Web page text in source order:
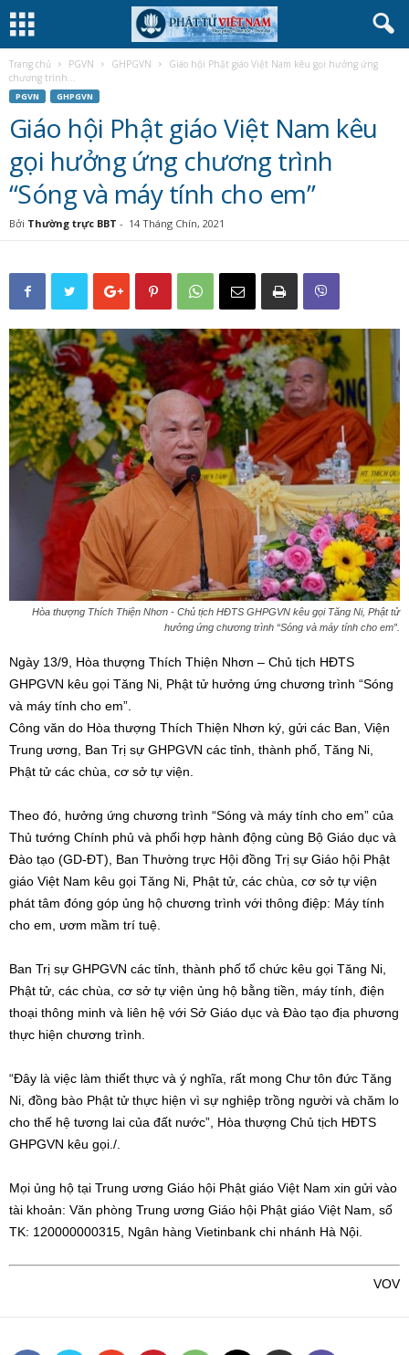
Trang chủ PGVN GHPGVN
Giáo hội Phật giáo Việt Nam kêu gọi hưởng ứng
chương trình...
PGVN GHPGVN
Giáo hội Phật giáo Việt Nam kêu
gọi hưởng ứng chương trình
“Sóng và máy tính cho em”
Bởi Thường trực BBT - 14 Tháng Chín, 2021
Hòa thượng Thích Thiện Nhơn - Chủ tịch HĐTS GHPGVN kêu gọi Tăng Ni, Phật tử
hưởng ứng chương trình “Sóng và máy tính cho em”.
Ngày 13/9, Hòa thượng Thích Thiện Nhơn – Chủ tịch HĐTS
GHPGVN kêu gọi Tăng Ni, Phật tử hưởng ứng chương trình “Sóng
và máy tính cho em”.
Công văn do Hòa thượng Thích Thiện Nhơn ký, gửi các Ban, Viện
Trung ương, Ban Trị sự GHPGVN các tỉnh, thành phố, Tăng Ni,
Phật tử các chùa, cơ sở tự viện.
Theo đó, hưởng ứng chương trình “Sóng và máy tính cho em” của
Thủ tướng Chính phủ và phối hợp hành động cùng Bộ Giáo dục và
Đào tạo (GD-ĐT), Ban Thường trực Hội đồng Trị sự Giáo hội Phật
giáo Việt Nam kêu gọi Tăng Ni, Phật tử, các chùa, cơ sở tự viện
phát tâm đóng góp ủng hộ chương trình với thông điệp: Máy tính
cho em, ươm mầm trí tuệ.
Ban Trị sự GHPGVN các tỉnh, thành phố tổ chức kêu gọi Tăng Ni,
Phật tử, các chùa, cơ sở tự viện ủng hộ bằng tiền, máy tính, điện
thoại thông minh và liên hệ với Sở Giáo dục và Đào tạo địa phương
thực hiện chương trình.
“Đây là việc làm thiết thực và ý nghĩa, rất mong Chư tôn đức Tăng
Ni, đồng bào Phật tử thực hiện vì sự nghiệp trồng người và chăm lo
cho thế hệ tương lai của đất nước”, Hòa thượng Chủ tịch HĐTS
GHPGVN kêu gọi./.
Mọi ủng hộ tại Trung ương Giáo hội Phật giáo Việt Nam xin gửi vào
tài khoản: Văn phòng Trung ương Giáo hội Phật giáo Việt Nam, số
TK: 120000000315, Ngân hàng Vietinbank chi nhánh Hà Nội.
VOV